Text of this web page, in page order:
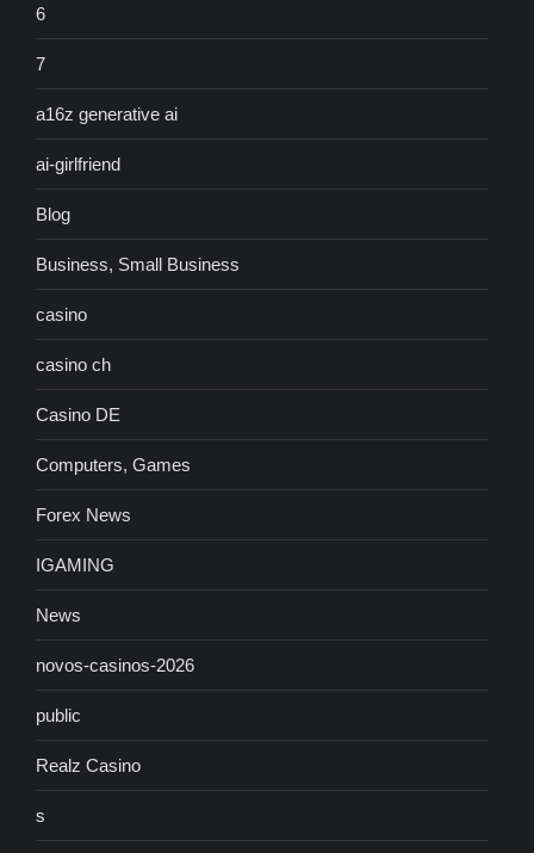
6
7
a16z generative ai
ai-girlfriend
Blog
Business, Small Business
casino
casino ch
Casino DE
Computers, Games
Forex News
IGAMING
News
novos-casinos-2026
public
Realz Casino
s